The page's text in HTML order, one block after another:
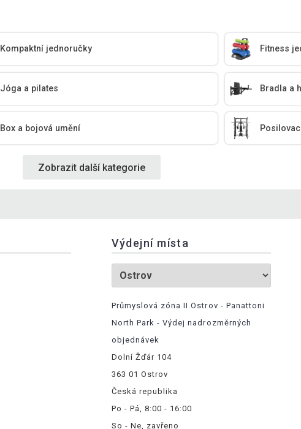
Kompaktní jednoručky Fitness
Jóga a pilates Bradla a
Box a bojová umění
Zobrazit další kategorie
Výdejní místa
Průmyslová zóna II Ostrov - Panattoni
North Park - Výdej nadrozměrných
objednávek
Dolní Žďár 104
363 01 Ostrov
Česká republika
Po - Pá, 8:00 - 16:00
So - Ne, zavřeno